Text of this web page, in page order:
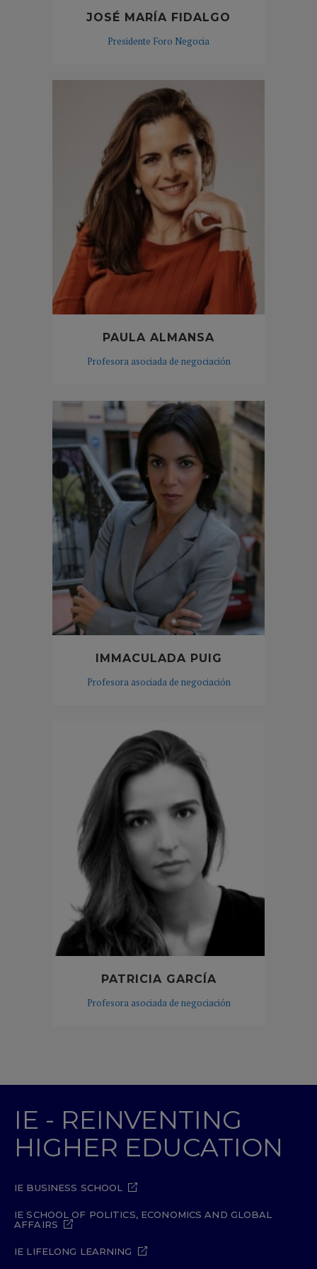
JOSÉ MARÍA FIDALGO
Presidente Foro Negocia
PAULA ALMANSA
Profesora asociada de negociación
IMMACULADA PUIG
Profesora asociada de negociación
PATRICIA GARCÍA
Profesora asociada de negociación
IE - REINVENTING
HIGHER EDUCATION
IE BUSINESS SCHOOL
IE SCHOOL OF POLITICS, ECONOMICS AND GLOBAL
AFFAIRS
IE LIFELONG LEARNING